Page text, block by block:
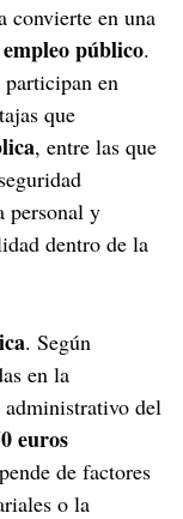
convierte en una
empleo público.
en
que
, entre las que
personal y
dentro de la
. Según
en la
del
euros
de factores
o la